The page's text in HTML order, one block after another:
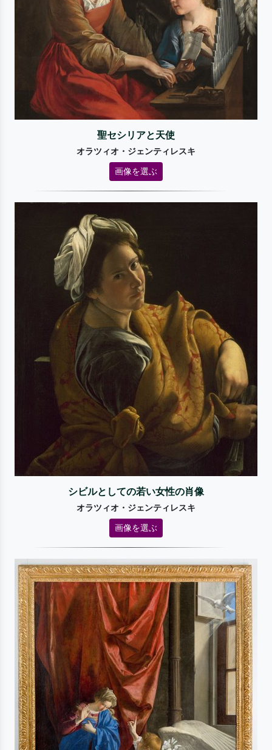
聖セシリアと天使
オラツィオ・ジェンティレスキ
画像を選ぶ
シビルとしての若い女性の肖像
オラツィオ・ジェンティレスキ
画像を選ぶ